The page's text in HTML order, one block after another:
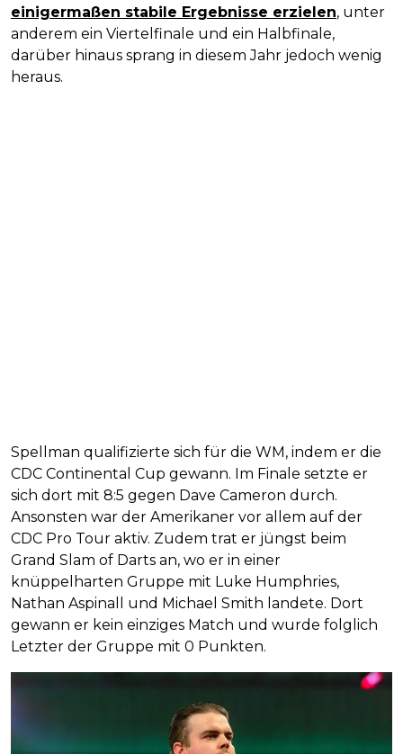
einigermaßen stabile Ergebnisse erzielen, unter
anderem ein Viertelfinale und ein Halbfinale,
darüber hinaus sprang in diesem Jahr jedoch wenig
heraus.
Spellman qualifizierte sich für die WM, indem er die
CDC Continental Cup gewann. Im Finale setzte er
sich dort mit 8:5 gegen Dave Cameron durch.
Ansonsten war der Amerikaner vor allem auf der
CDC Pro Tour aktiv. Zudem trat er jüngst beim
Grand Slam of Darts an, wo er in einer
knüppelharten Gruppe mit Luke Humphries,
Nathan Aspinall und Michael Smith landete. Dort
gewann er kein einziges Match und wurde folglich
Letzter der Gruppe mit 0 Punkten.